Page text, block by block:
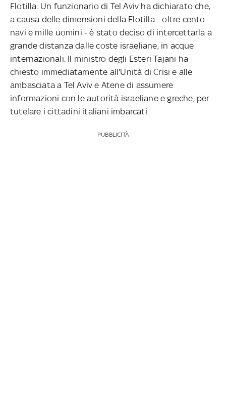
Flotilla. Un funzionario di Tel Aviv ha dichiarato che,
a causa delle dimensioni della Flotilla - oltre cento
navi e mille uomini - è stato deciso di intercettarla a
grande distanza dalle coste israeliane, in acque
internazionali. Il ministro degli Esteri Tajani ha
chiesto immediatamente all'Unità di Crisi e alle
ambasciata a Tel Aviv e Atene di assumere
informazioni con le autorità israeliane e greche, per
tutelare i cittadini italiani imbarcati.
PUBBLICITÀ